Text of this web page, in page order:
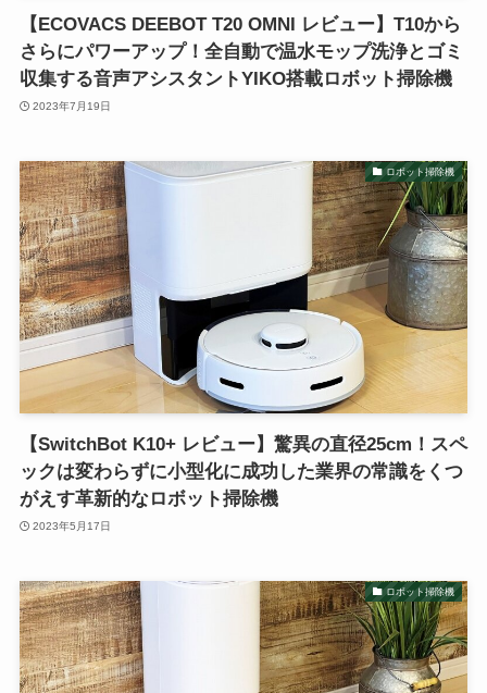
【ECOVACS DEEBOT T20 OMNI レビュー】T10から
さらにパワーアップ！全自動で温水モップ洗浄とゴミ
収集する音声アシスタントYIKO搭載ロボット掃除機
2023年7月19日
ロボット掃除機
【SwitchBot K10+ レビュー】驚異の直径25cm！スペ
ックは変わらずに小型化に成功した業界の常識をくつ
がえす革新的なロボット掃除機
2023年5月17日
ロボット掃除機